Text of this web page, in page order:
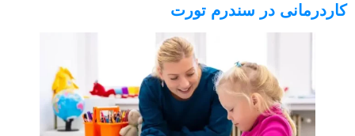
کاردرمانی در سندرم تورت